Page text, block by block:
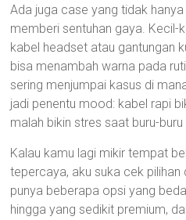
Ada juga case yang tidak
memberi sentuhan gaya. Kecil-
kabel headset atau gantungan
bisa menambah warna pada
sering menjumpai kasus di
jadi penentu mood: kabel rapi
malah bikin stres saat buru-
Kalau kamu lagi mikir tempat
tepercaya, aku suka cek pilihan
punya beberapa opsi yang
hingga yang sedikit premium,